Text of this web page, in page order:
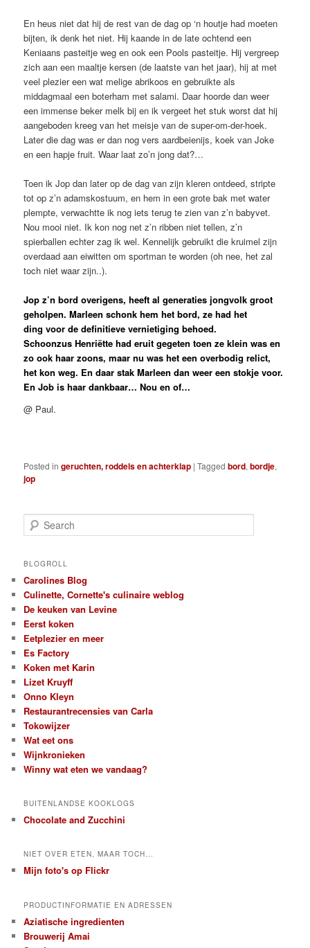
En heus niet dat hij de rest van de dag op ‘n houtje had moeten
bijten, ik denk het niet. Hij kaande in de late ochtend een
Keniaans pasteitje weg en ook een Pools pasteitje. Hij vergreep
zich aan een maaltje kersen (de laatste van het jaar), hij at met
veel plezier een wat melige abrikoos en gebruikte als
middagmaal een boterham met salami. Daar hoorde dan weer
een immense beker melk bij en ik vergeet het stuk worst dat hij
aangeboden kreeg van het meisje van de super-om-der-hoek.
Later die dag was er dan nog vers aardbeienijs, koek van Joke
en een hapje fruit. Waar laat zo’n jong dat?…
Toen ik Jop dan later op de dag van zijn kleren ontdeed, stripte
tot op z’n adamskostuum, en hem in een grote bak met water
plempte, verwachtte ik nog iets terug te zien van z’n babyvet.
Nou mooi niet. Ik kon nog net z’n ribben niet tellen, z’n
spierballen echter zag ik wel. Kennelijk gebruikt die kruimel zijn
overdaad aan eiwitten om sportman te worden (oh nee, het zal
toch niet waar zijn..).
Jop z’n bord overigens, heeft al generaties jongvolk groot
geholpen. Marleen schonk hem het bord, ze had het
ding voor de definitieve vernietiging behoed.
Schoonzus Henriëtte had eruit gegeten toen ze klein was en
zo ook haar zoons, maar nu was het een overbodig relict,
het kon weg. En daar stak Marleen dan weer een stokje voor.
En Job is haar dankbaar… Nou en of…
@ Paul.
Posted in geruchten, roddels en achterklap |Tagged bord,bordje,
jop
e
r
h
BLOGROLL
Carolines Blog
Culinette, Cornette's culinaire weblog
De keuken van Levine
Eerst koken
Eetplezier en meer
Es Factory
Koken met Karin
Lizet Kruyff
Onno Kleyn
Restaurantrecensies van Carla
Tokowijzer
Wat eet ons
Wijnkronieken
Winny wat eten we vandaag?
BUITENLANDSE KOOKLOGS
Chocolate and Zucchini
NIET OVER ETEN, MAAR TOCH...
Mijn foto's op Flickr
PRODUCTINFORMATIE EN ADRESSEN
Aziatische ingredienten
Brouwerij Amai